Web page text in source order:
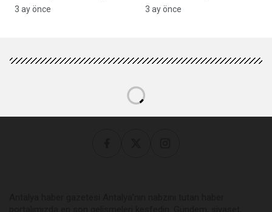
Bodor Laser’dan Lazer
3 ay önce 3 ay önce